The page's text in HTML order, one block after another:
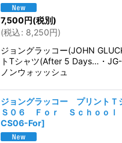
7,500円(税別)
(税込: 8,250円)
ジョングラッコー(JOHN
トTシャツ(After 5 Days…・
ノンウォッッシュ
ジョングラッコー プリント
Ｓ０６ Ｆｏｒ Ｓｃｈｏｏｌ
CS06-For]